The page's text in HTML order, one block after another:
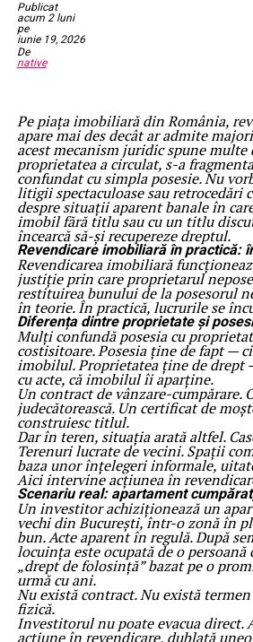
Publicat
acum 2 luni
pe
iunie 19, 2026
De
native
Pe piața imobiliară din România,
apare mai des decât ar admite
acest mecanism juridic spune multe
proprietatea a circulat, s-a
confundat cu simpla posesie. Nu
litigii spectaculoase sau retrocedări
despre situații aparent banale în
imobil fără titlu sau cu un titlu
încearcă să-și recupereze dreptul.
Revendicare imobiliară în practică:
Revendicarea imobiliară
justiție prin care proprietarul
restituirea bunului de la posesorul
în teorie. În practică, lucrurile se
Diferența dintre proprietate și
Mulți confundă posesia cu
costisitoare. Posesia ține de fapt —
imobilul. Proprietatea ține de drept
cu acte, că imobilul îi aparține.
Un contract de vânzare-cumpărare.
judecătorească. Un certificat de
construiesc titlul.
Dar în teren, situația arată altfel.
Terenuri lucrate de vecini. Spații
baza unor înțelegeri informale,
Aici intervine acțiunea în
Scenariu real: apartament
Un investitor achiziționează un
vechi din București, într-o zonă în
bun. Acte aparent în regulă. După
locuința este ocupată de o persoană
„drept de folosință” bazat pe o
urmă cu ani.
Nu există contract. Nu există
fizică.
Investitorul nu poate evacua direct.
acțiune în revendicare, dublată